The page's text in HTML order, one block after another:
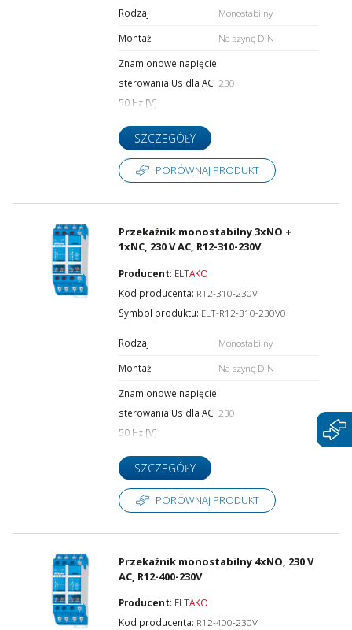
Liczba styków zwiernych
Liczba styków rozwiernych
Liczba styków przełącznych
Rodzaj
Monostabilny
Montaż
Na szynę DIN
Znamionowe napięcie
sterowania Us dla AC
50 Hz [V]
230
SZCZEGÓŁY
PORÓWNAJ PRODUKT
Przekaźnik monostabilny 3xNO +
1xNC, 230 V AC, R12-310-230V
Producent: ELTAKO
Kod producenta: R12-310-230V
Symbol produktu: ELT-R12-310-230V0
Rodzaj
Monostabilny
Montaż
Na szynę DIN
Znamionowe napięcie
sterowania Us dla AC
50 Hz [V]
230
SZCZEGÓŁY
PORÓWNAJ PRODUKT
Przekaźnik monostabilny 4xNO, 230 V
AC, R12-400-230V
Producent: ELTAKO
Kod producenta: R12-400-230V